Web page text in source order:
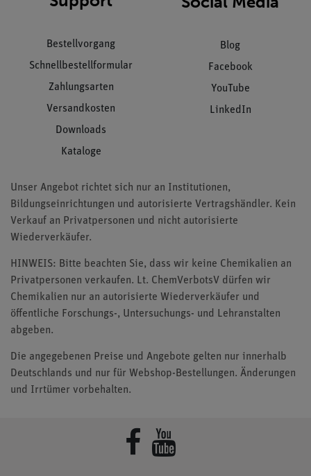
Bestellvorgang
Schnellbestellformular
Zahlungsarten
Versandkosten
Downloads
Kataloge
Blog
Facebook
YouTube
LinkedIn
Unser Angebot richtet sich nur an Institutionen,
Bildungseinrichtungen und autorisierte Vertragshändler. Kein
Verkauf an Privatpersonen und nicht autorisierte
Wiederverkäufer.
HINWEIS: Bitte beachten Sie, dass wir keine Chemikalien an
Privatpersonen verkaufen. Lt. ChemVerbotsV dürfen wir
Chemikalien nur an autorisierte Wiederverkäufer und
öffentliche Forschungs-, Untersuchungs- und Lehranstalten
abgeben.
Die angegebenen Preise und Angebote gelten nur innerhalb
Deutschlands und nur für Webshop-Bestellungen. Änderungen
und Irrtümer vorbehalten.